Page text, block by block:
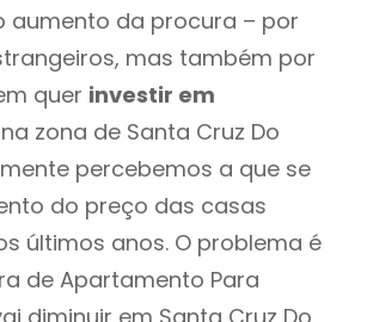
aumento da procura – por
mas também por
quer investir em
na zona de Santa Cruz Do
percebemos a que se
do preço das casas
últimos anos. O problema é
de Apartamento Para